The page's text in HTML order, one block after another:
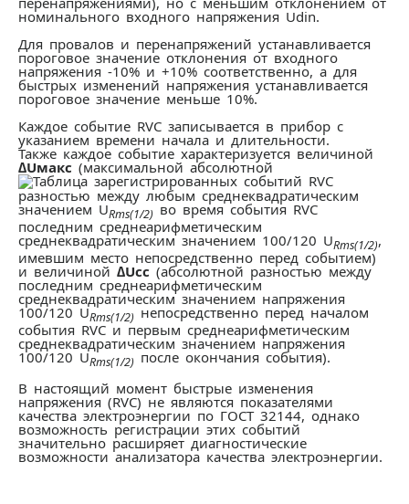
номинального входного напряжения Udin.
Для провалов и перенапряжений устанавливается
пороговое значение отклонения от входного
напряжения -10% и +10% соответственно, а для
быстрых изменений напряжения устанавливается
пороговое значение меньше 10%.
Каждое событие RVC записывается в прибор с
указанием времени начала и длительности.
Также каждое событие характеризуется величиной
∆Uмакс (максимальной абсолютной
разностью между любым среднеквадратическим
значением URms(1/2) во время события RVC
последним среднеарифметическим
среднеквадратическим значением 100/120 URms(1/2),
имевшим место непосредственно перед событием)
и величиной ∆Uсс (абсолютной разностью между
последним среднеарифметическим
среднеквадратическим значением напряжения
100/120 URms(1/2) непосредственно перед началом
события RVC и первым среднеарифметическим
среднеквадратическим значением напряжения
100/120 URms(1/2) после окончания события).
В настоящий момент быстрые изменения
напряжения (RVC) не являются показателями
качества электроэнергии по ГОСТ 32144, однако
возможность регистрации этих событий
значительно расширяет диагностические
возможности анализатора качества электроэнергии.